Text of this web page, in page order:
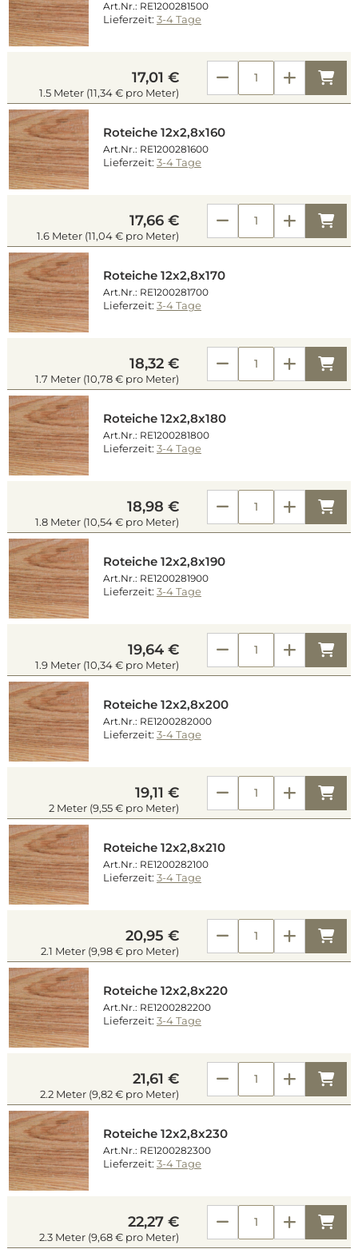
Art.Nr.: RE1200281500
Lieferzeit: 3-4 Tage
17,01 €
1.5 Meter (11,34 € pro Meter)
Roteiche 12x2,8x160
Art.Nr.: RE1200281600
Lieferzeit: 3-4 Tage
17,66 €
1.6 Meter (11,04 € pro Meter)
Roteiche 12x2,8x170
Art.Nr.: RE1200281700
Lieferzeit: 3-4 Tage
18,32 €
1.7 Meter (10,78 € pro Meter)
Roteiche 12x2,8x180
Art.Nr.: RE1200281800
Lieferzeit: 3-4 Tage
18,98 €
1.8 Meter (10,54 € pro Meter)
Roteiche 12x2,8x190
Art.Nr.: RE1200281900
Lieferzeit: 3-4 Tage
19,64 €
1.9 Meter (10,34 € pro Meter)
Roteiche 12x2,8x200
Art.Nr.: RE1200282000
Lieferzeit: 3-4 Tage
19,11 €
2 Meter (9,55 € pro Meter)
Roteiche 12x2,8x210
Art.Nr.: RE1200282100
Lieferzeit: 3-4 Tage
20,95 €
2.1 Meter (9,98 € pro Meter)
Roteiche 12x2,8x220
Art.Nr.: RE1200282200
Lieferzeit: 3-4 Tage
21,61 €
2.2 Meter (9,82 € pro Meter)
Roteiche 12x2,8x230
Art.Nr.: RE1200282300
Lieferzeit: 3-4 Tage
22,27 €
2.3 Meter (9,68 € pro Meter)